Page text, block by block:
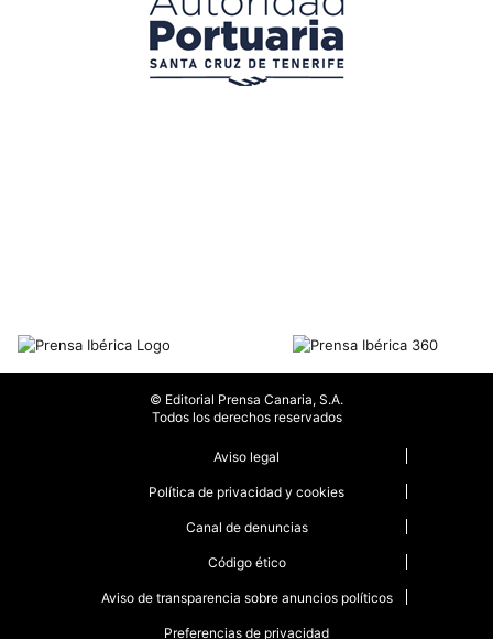
© Editorial Prensa Canaria, S.A.
Todos los derechos reservados
Aviso legal
Política de privacidad y cookies
Canal de denuncias
Código ético
Aviso de transparencia sobre anuncios políticos
Preferencias de privacidad